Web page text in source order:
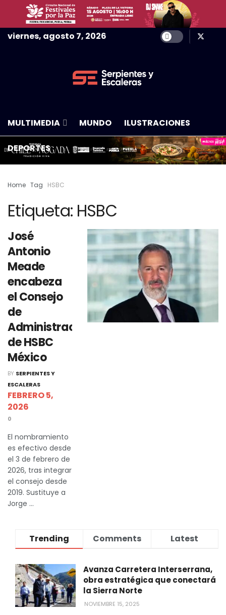
viernes, agosto 7, 2026
MULTIMEDIA MUNDO ILUSTRACIONES
DEPORTES
Home Tag HSBC
Etiqueta: HSBC
José
Antonio
Meade
encabeza
el Consejo
de
Administración
de HSBC
México
BY SERPIENTES Y
ESCALERAS
FEBRERO 5,
2026
0
El nombramiento
es efectivo desde
el 3 de febrero de
2026, tras integrar
el consejo desde
2019. Sustituye a
Jorge ...
Trending Comments Latest
Avanza Carretera Interserrana,
obra estratégica que conectará
la Sierra Norte
NOVIEMBRE 15, 2025